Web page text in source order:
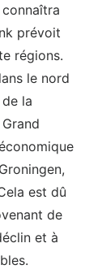
prévoit
régions.
le nord
la
est dû
de
et à